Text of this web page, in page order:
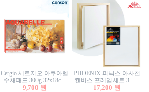
Cergio 세르지오 아쿠아렐
수채패드 300g 32x18cm
12매 1면제본
9,700 원
PHOENIX 피닉스 아사천
캔버스 프레임세트 3호F
27.3x22cm 캔버스와 올림
17,200 원